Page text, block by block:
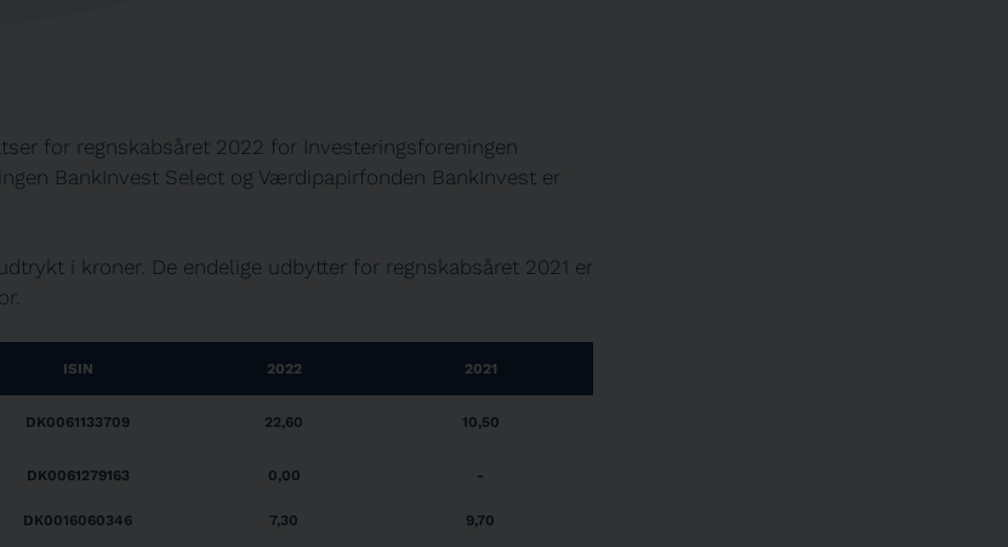
for regnskabsåret 2022 for Investeringsforeningen
BankInvest Select og Værdipapirfonden BankInvest er
i kroner. De endelige udbytter for regnskabsåret 2021 er
ISIN 2022 2021
DK0061133709 22,60 10,50
DK0061279163 0,00 -
DK0016060346 7,30 9,70